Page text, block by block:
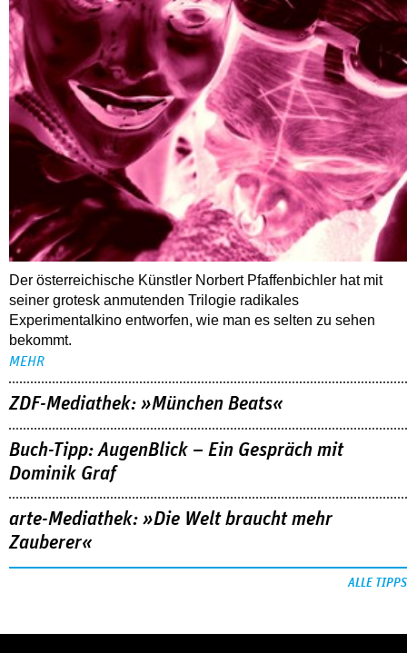
Der österreichische Künstler Norbert Pfaffenbichler hat mit
seiner grotesk anmutenden Trilogie radikales
Experimentalkino entworfen, wie man es selten zu sehen
bekommt.
MEHR
ZDF-Mediathek: »München Beats«
Buch-Tipp: AugenBlick – Ein Gespräch mit
Dominik Graf
arte-Mediathek: »Die Welt braucht mehr
Zauberer«
ALLE TIPPS